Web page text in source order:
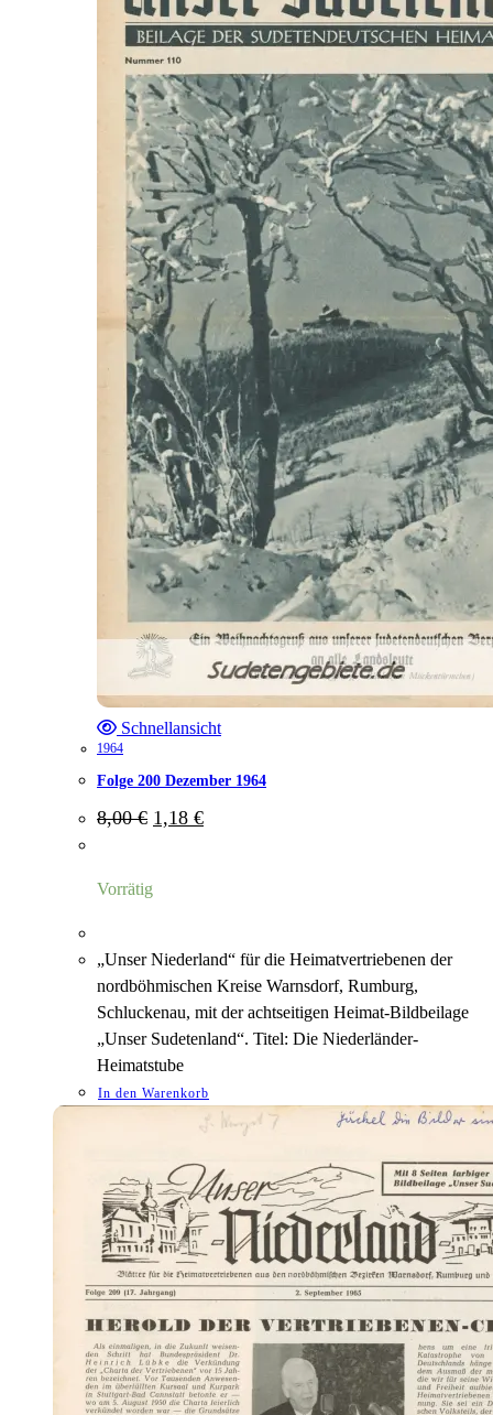
Schnellansicht
1964
Folge 200 Dezember 1964
8,00€ Ursprünglicher
Preis
1,18 €Aktueller
Preis
Vorrätig
„Unser Niederland“ für die Heimatvertriebenen der
nordböhmischen Kreise Warnsdorf, Rumburg,
Schluckenau, mit der achtseitigen Heimat-Bildbeilage
„Unser Sudetenland“. Titel: Die Niederländer-
Heimatstube
In den Warenkorb